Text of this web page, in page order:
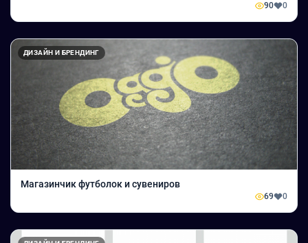
90 0
ДИЗАЙН И БРЕНДИНГ
Магазинчик футболок и сувениров
69 0